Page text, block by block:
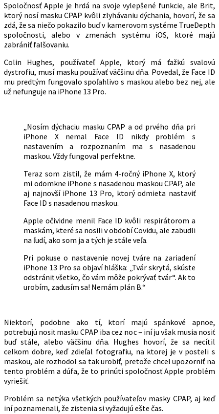
Spoločnosť Apple je hrdá na svoje vylepšené funkcie, ale Brit,
ktorý nosí masku CPAP kvôli zlyhávaniu dýchania, hovorí, že sa
zdá, že sa niečo pokazilo buď v kamerovom systéme TrueDepth
spoločnosti, alebo v zmenách systému iOS, ktoré majú
zabrániť falšovaniu.
Colin Hughes, používateľ Apple, ktorý má ťažkú svalovú
dystrofiu, musí masku používať väčšinu dňa. Povedal, že Face ID
mu predtým fungovalo spoľahlivo s maskou alebo bez nej, ale
už nefunguje na iPhone 13 Pro.
„Nosím dýchaciu masku CPAP a od prvého dňa pri
iPhone X nemal Face ID nikdy problém s
nastavením a rozpoznaním ma s nasadenou
maskou. Vždy fungoval perfektne.
Teraz som zistil, že mám 4-ročný iPhone X, ktorý
mi odomkne iPhone s nasadenou maskou CPAP, ale
aj najnovší iPhone 13 Pro, ktorý odmieta nastaviť
Face ID s nasadenou maskou.
Apple očividne menil Face ID kvôli respirátorom a
maskám, které sa nosili v období Covidu, ale zabudli
na ľudí, ako som ja a tých je stále veľa.
Pri pokuse o nastavenie novej tváre na zariadení
iPhone 13 Pro sa objaví hláška: „Tvár skrytá, skúste
odstrániť všetko, čo vám môže pokrývať tvár“. Ak to
urobím, zadusím sa! Nemám plán B.“
Niektorí, podobne ako tí, ktorí majú spánkové apnoe,
potrebujú nosiť masku CPAP iba cez noc – iní ju však musia nosiť
buď stále, alebo väčšinu dňa. Hughes hovorí, že sa necítil
celkom dobre, keď zdieľal fotografiu, na ktorej je v posteli s
maskou, ale rozhodol sa tak urobiť, pretože chcel upozorniť na
tento problém a dúfa, že to prinúti spoločnosť Apple problém
vyriešiť.
Problém sa netýka všetkých používateľov masky CPAP, aj keď
iní poznamenali, že zistenia si vyžadujú ešte čas.